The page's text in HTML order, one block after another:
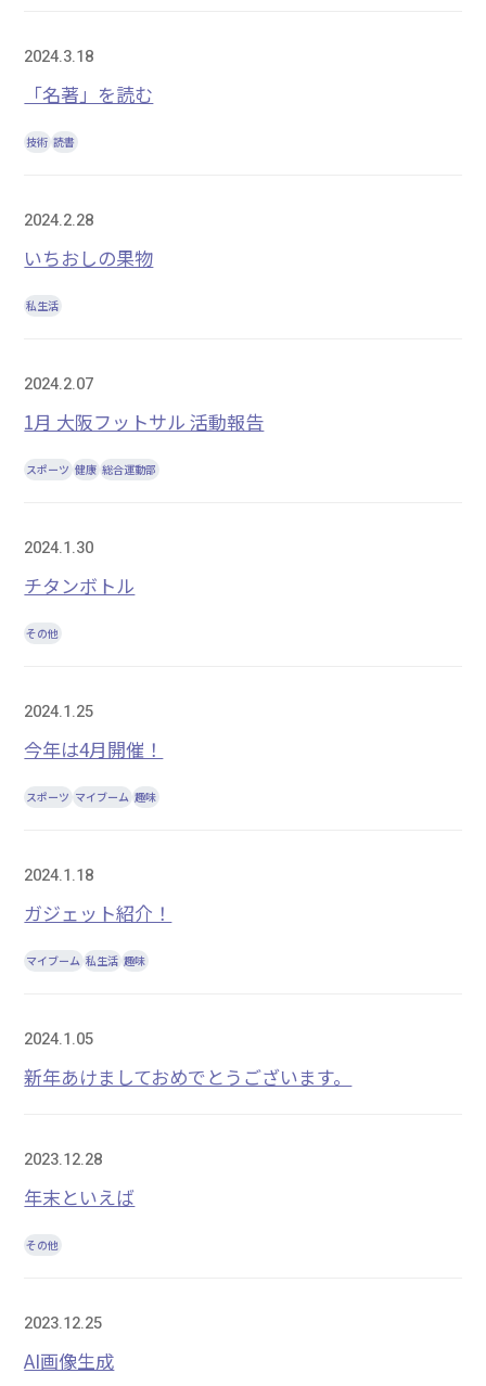
2024.3.18
「名著」を読む
技術 読書
2024.2.28
いちおしの果物
私生活
2024.2.07
1月 大阪フットサル 活動報告
スポーツ 健康 総合運動部
2024.1.30
チタンボトル
その他
2024.1.25
今年は4月開催！
スポーツ マイブーム 趣味
2024.1.18
ガジェット紹介！
マイブーム 私生活 趣味
2024.1.05
新年あけましておめでとうございます。
2023.12.28
年末といえば
その他
2023.12.25
AI画像生成